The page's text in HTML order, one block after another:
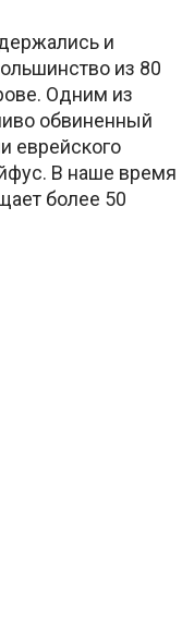
и
из 80
Одним из
обвиненный
еврейского
В наше время
более 50